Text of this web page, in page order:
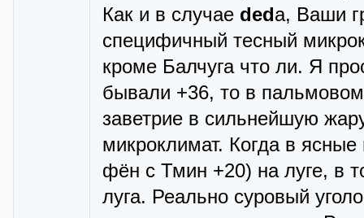
Как и в случае dedа, Ваши
специфичный тесный
кроме Балчуга что ли. Я
бывали +36, то в
заветрие в сильнейшую
микроклимат. Когда в
фён с Тмин +20) на луге, в
луга. Реально суровый